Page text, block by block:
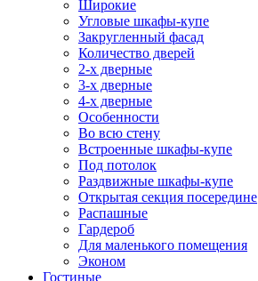
Широкие
Угловые шкафы-купе
Закругленный фасад
Количество дверей
2-х дверные
3-х дверные
4-х дверные
Особенности
Во всю стену
Встроенные шкафы-купе
Под потолок
Раздвижные шкафы-купе
Открытая секция посередине
Распашные
Гардероб
Для маленького помещения
Эконом
Гостиные